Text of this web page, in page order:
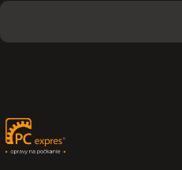
Zápätie